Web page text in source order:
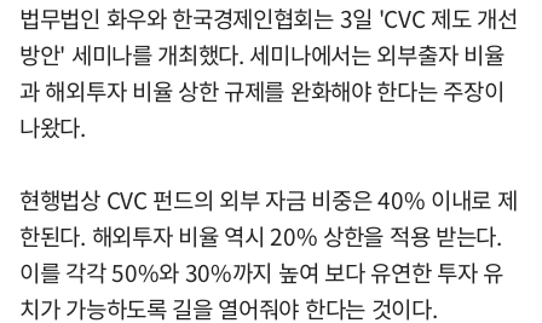
법무법인 화우와 한국경제인협회는 3일 'CVC 제도 개선
방안' 세미나를 개최했다. 세미나에서는 외부출자 비율
과 해외투자 비율 상한 규제를 완화해야 한다는 주장이
나왔다.
현행법상 CVC 펀드의 외부 자금 비중은 40% 이내로 제
한된다. 해외투자 비율 역시 20% 상한을 적용 받는다.
이를 각각 50%와 30%까지 높여 보다 유연한 투자 유
치가 가능하도록 길을 열어줘야 한다는 것이다.